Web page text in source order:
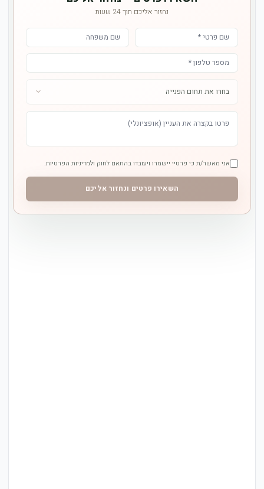
נחזור אליכם תוך 24 שעות
אני מאשר/ת כי פרטיי יישמרו ויעובדו בהתאם לחוק ולמדיניות הפרטיות.
השאירו פרטים ונחזור אליכם